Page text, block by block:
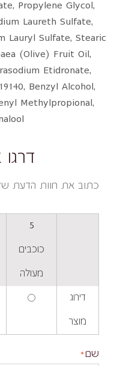
Propylene Glycol,
Laureth Sulfate,
Lauryl Sulfate, Stearic
(Olive) Fruit Oil,
Etidronate,
Benzyl Alcohol,
Methylpropional,
כתוב את חוות הדעת
5
כוכבים
מעולה
דירוג
מוצר
שם